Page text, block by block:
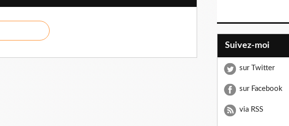
Suivez-moi
sur Twitter
sur Facebook
via RSS